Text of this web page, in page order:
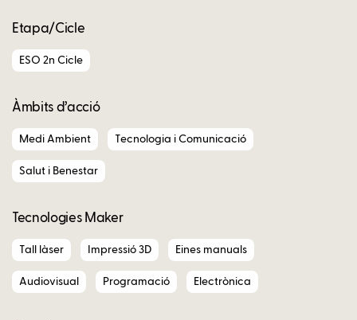
Etapa/Cicle
ESO 2n Cicle
Àmbits d’acció
Medi Ambient Tecnologia i Comunicació
Salut i Benestar
Tecnologies Maker
Tall làser Impressió 3D Eines manuals
Audiovisual Programació Electrònica